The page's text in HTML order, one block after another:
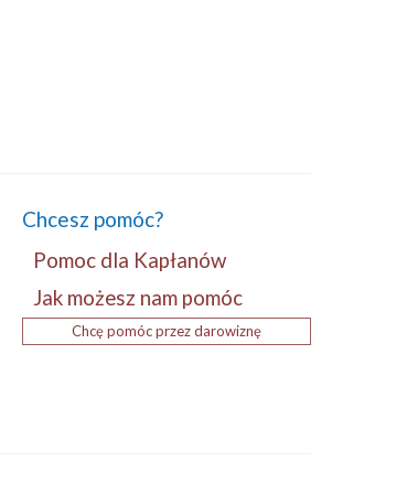
Chcesz pomóc?
Pomoc dla Kapłanów
Jak możesz nam pomóc
Chcę pomóc przez darowiznę